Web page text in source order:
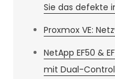
Sie das defekte
Proxmox VE:
NetApp EF50 &
mit Dual-